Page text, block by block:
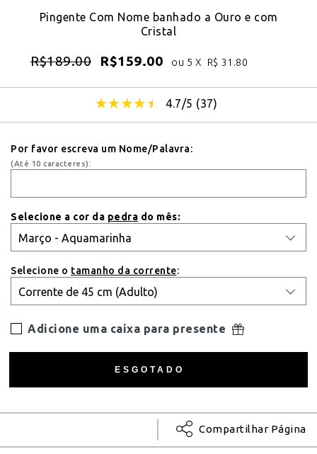
Pingente Com Nome banhado a Ouro e com
Cristal
R$189.00 R$159.00 ou 5 X R$ 31.80
4.7/5 (37)
Por favor escreva um Nome/Palavra:
(Até 10 caracteres):
Selecione a cor da pedra do mês:
Selecione o tamanho da corrente:
Adicione uma caixa para presente
Compartilhar Página